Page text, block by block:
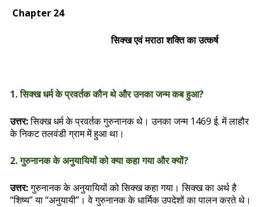
Chapter 24
सिक्ख एवं मराठा शक्ति का उत्कर्ष
1. सिक्ख धर्म के प्रवर्तक कौन थे और उनका जन्म कब हुआ?
उत्तर:सिक्ख धर्म के प्रवर्तक गुरुनानक थे। उनका जन्म 1469 ई. में लाहौर
के निकट तलवंडी ग्राम में हुआ था।
2. गुरुनानक के अनुयायियों को क्या कहा गया और क्यों?
उत्तर:गुरुनानक के अनुयायियों को सिक्ख कहा गया। सिक्ख का अर्थ है
“शिष्य” या “अनुयायी”। वे गुरुनानक के धार्मिक उपदेशों का पालन करते थे।